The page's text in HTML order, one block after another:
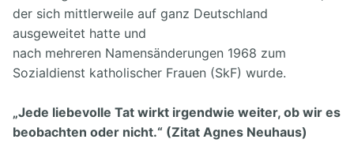
der sich mittlerweile auf ganz Deutschland
ausgeweitet hatte und
nach mehreren Namensänderungen 1968 zum
Sozialdienst katholischer Frauen (SkF) wurde.
„Jede liebevolle Tat wirkt irgendwie weiter, ob wir es
beobachten oder nicht.“ (Zitat Agnes Neuhaus)